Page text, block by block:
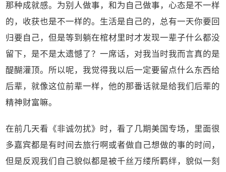
那种成就感。为别人做事，和为自己做事，心态是不一样
的，收获也是不一样的。生活是自己的，总有一天你要回
归要自己，但是等到躺在棺材里时才发现一辈子什么都没
留下，是不是太遗憾了？一席话，对我当时我而言真的是
醍醐灌顶。所以呢，我觉得我以后一定要留点什么东西给
后辈，就像这位前辈一样，他的那番话就是给我们后辈的
精神财富嘛。
在前几天看《非诚勿扰》时，看了几期美国专场，里面很
多嘉宾都是有时间去旅行啊或者做自己想做的事的时间，
但是反观我们自己貌似都是被千丝万缕所羁绊，貌似一刻